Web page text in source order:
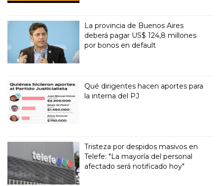
La provincia de Buenos Aires
deberá pagar US$ 124,8 millones
por bonos en default
Qué dirigentes hacen aportes para
la interna del PJ
Tristeza por despidos masivos en
Telefe: "La mayoría del personal
afectado será notificado hoy"